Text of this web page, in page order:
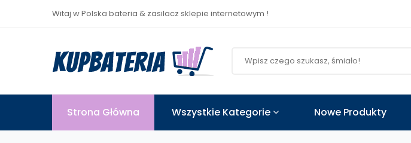
Witaj w Polska bateria & zasilacz sklepie internetowym !
Strona Główna Wszystkie Kategorie Nowe Produkty